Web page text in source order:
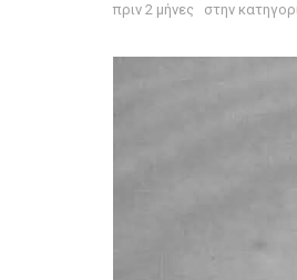
πριν 2 μήνες στην